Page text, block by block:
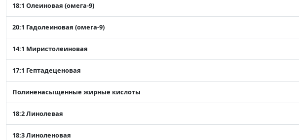
18:1 Олеиновая (омега-9)
20:1 Гадолеиновая (омега-9)
14:1 Миристолеиновая
17:1 Гептадеценовая
Полиненасыщенные жирные кислоты
18:2 Линолевая
18:3 Линоленовая